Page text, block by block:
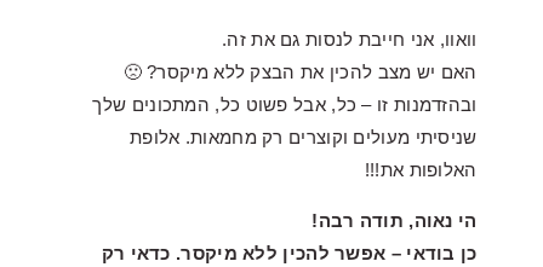
וואוו, אני חייבת לנסות גם את זה.
האם יש מצב להכין את הבצק ללא מיקסר? 🙁
ובהזדמנות זו – כל, אבל פשוט כל, המתכונים שלך
שניסיתי מעולים וקוצרים רק מחמאות. אלופת
האלופות את!!!
הי נאוה, תודה רבה!
כן בודאי – אפשר להכין ללא מיקסר. כדאי רק